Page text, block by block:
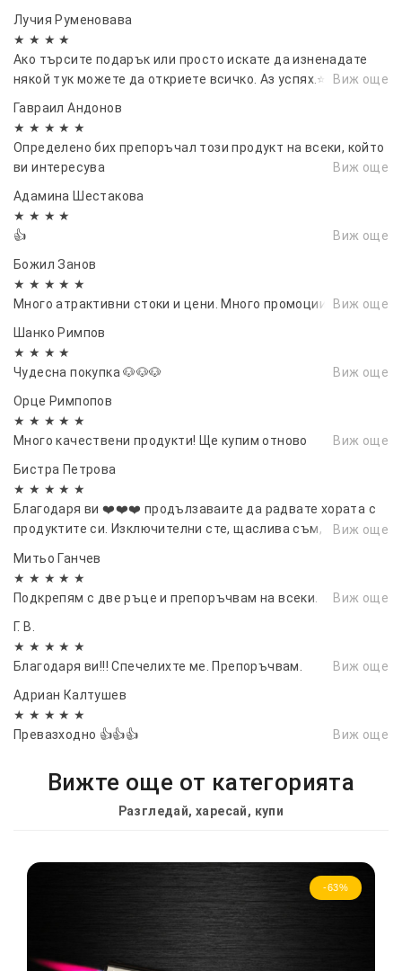
Лучия Руменовава
★ ★ ★ ★
Ако търсите подарък или просто искате да изненадате
някой тук можете да откриете всичко. Аз успях.⭐⭐Виж още
Гавраил Андонов
★ ★ ★ ★ ★
Определено бих препоръчал този продукт на всеки, който
ви интересува
Виж още
Адамина Шестакова
★ ★ ★ ★
👍
Виж още
Божил Занов
★ ★ ★ ★ ★
Много атрактивни стоки и цени. Много промоции.
Виж още
Шанко Римпов
★ ★ ★ ★
Чудесна покупка 🐶🐶🐶
Виж още
Орце Римпопов
★ ★ ★ ★ ★
Много качествени продукти! Ще купим отново
Виж още
Бистра Петрова
★ ★ ★ ★ ★
Благодаря ви ❤️❤️❤️ продълзаваите да радвате хората с
продуктите си. Изключителни сте, щаслива съм, че виВиж още
Митьо Ганчев
★ ★ ★ ★ ★
Подкрепям с две ръце и препоръчвам на всеки.
Виж още
Г. В.
★ ★ ★ ★ ★
Благодаря ви!!! Спечелихте ме. Препоръчвам.
Виж още
Адриан Калтушев
★ ★ ★ ★ ★
Превазходно 👍👍👍
Виж още
Вижте още от категорията
Разгледай, харесай, купи
-63%